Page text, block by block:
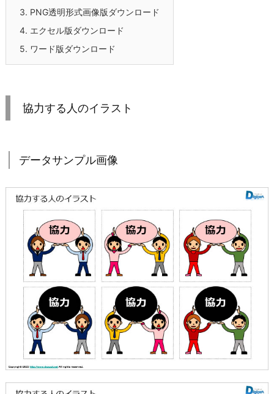
3. PNG透明形式画像版ダウンロード
4. エクセル版ダウンロード
5. ワード版ダウンロード
協力する人のイラスト
データサンプル画像